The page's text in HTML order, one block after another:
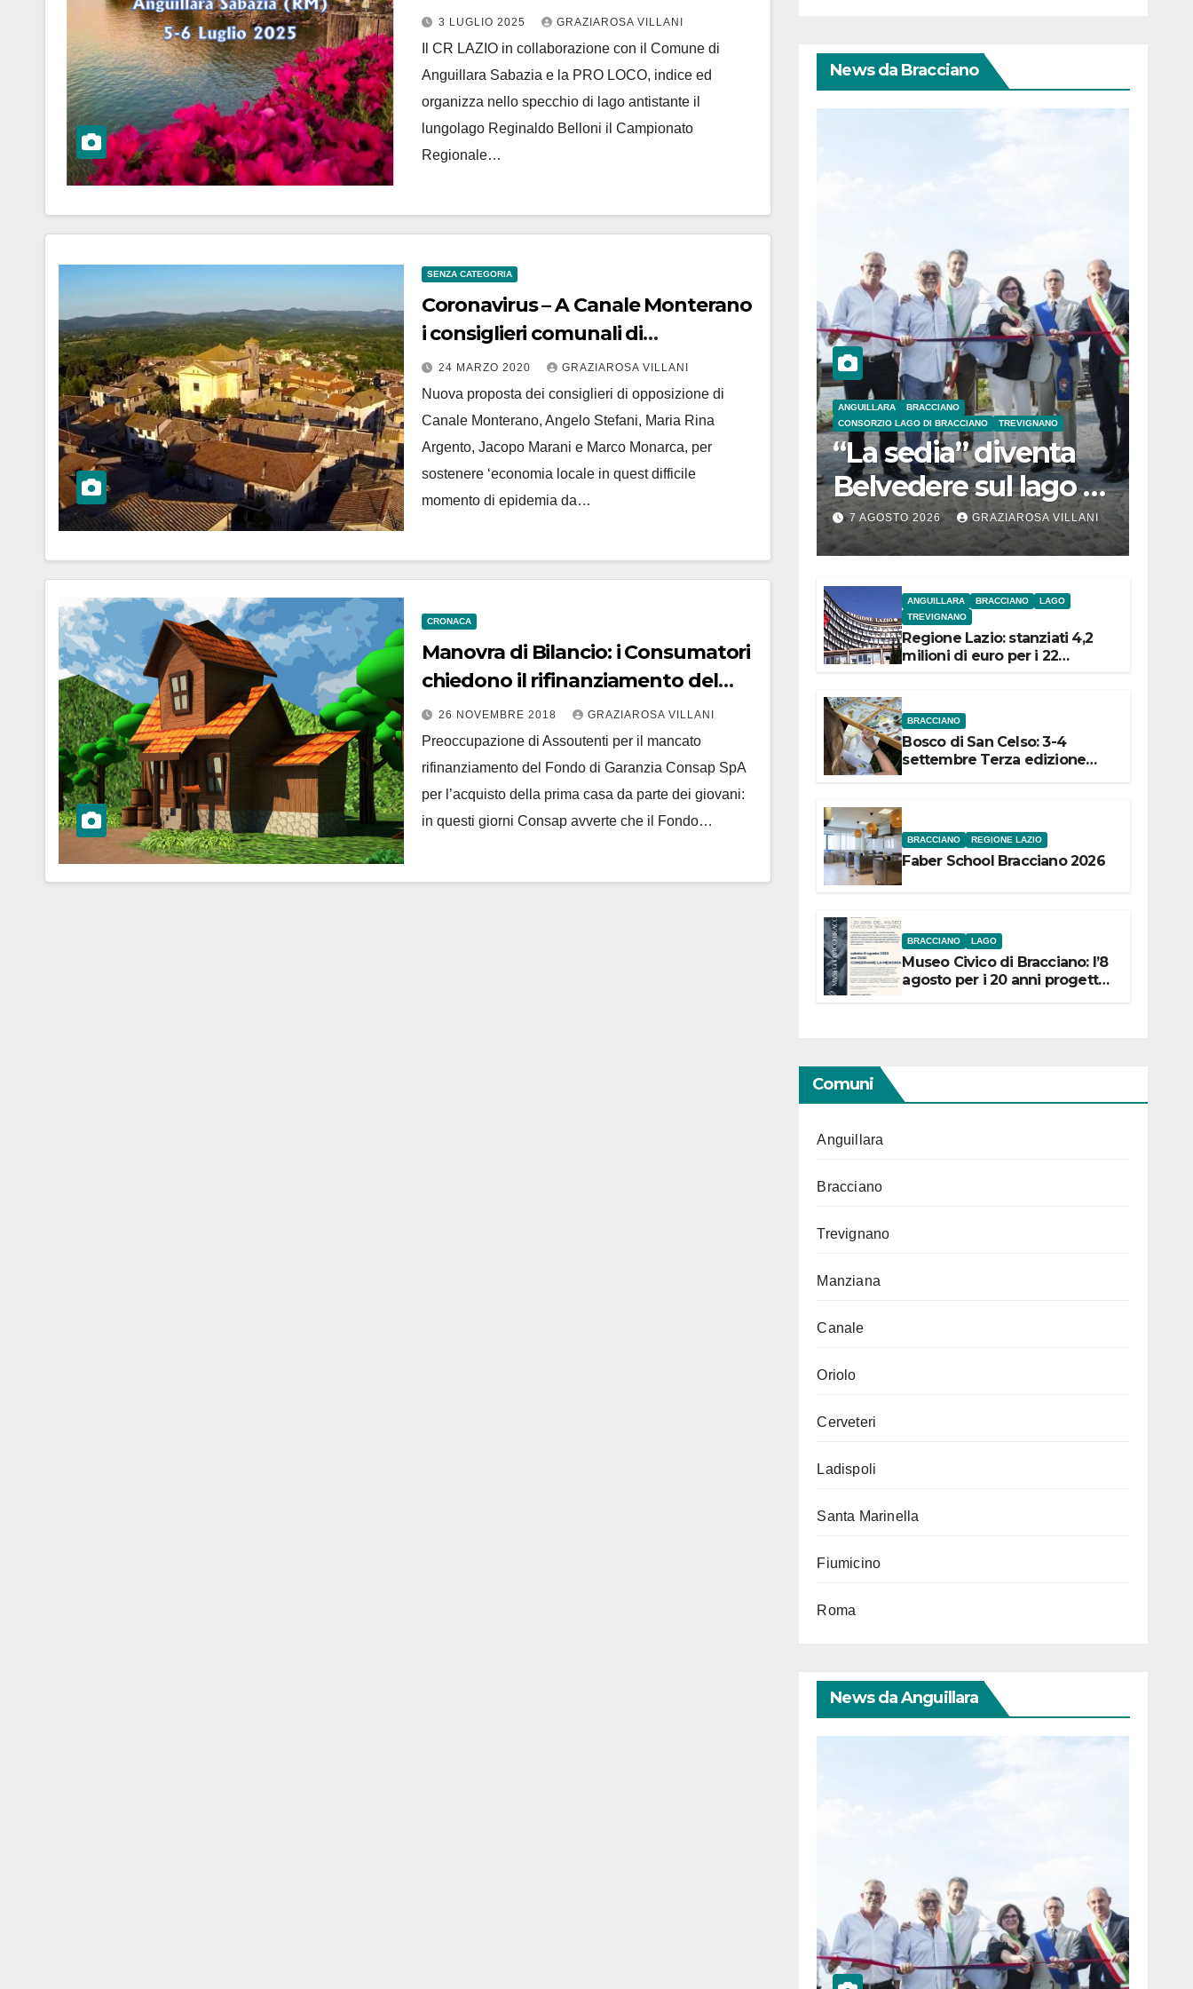
3 LUGLIO 2025 GRAZIAROSA VILLANI
Il CR LAZIO in collaborazione con il Comune di
Anguillara Sabazia e la PRO LOCO, indice ed
organizza nello specchio di lago antistante il
lungolago Reginaldo Belloni il Campionato
Regionale…
SENZA CATEGORIA
Coronavirus – A Canale Monterano
i consiglieri comunali di
opposizione chiedono l’istituzione
di un Fondo di Solidarietà di 50mila
euro
24 MARZO 2020 GRAZIAROSA VILLANI
Nuova proposta dei consiglieri di opposizione di
Canale Monterano, Angelo Stefani, Maria Rina
Argento, Jacopo Marani e Marco Monarca, per
sostenere ‘economia locale in quest difficile
momento di epidemia da…
CRONACA
Manovra di Bilancio: i Consumatori
chiedono il rifinanziamento del
Fondo Prima Casa
26 NOVEMBRE 2018 GRAZIAROSA VILLANI
Preoccupazione di Assoutenti per il mancato
rifinanziamento del Fondo di Garanzia Consap SpA
per l’acquisto della prima casa da parte dei giovani:
in questi giorni Consap avverte che il Fondo…
News da Bracciano
ANGUILLARA
BRACCIANO
CONSORZIO LAGO DI BRACCIANO
TREVIGNANO
“La sedia” diventa
Belvedere sul lago di
Bracciano: ieri
l’inaugurazione
7 AGOSTO 2026 GRAZIAROSA VILLANI
ANGUILLARA BRACCIANO
LAGO
TREVIGNANO
Regione Lazio: stanziati 4,2
milioni di euro per i 22
BRACCIANO
Bosco di San Celso: 3-4
settembre Terza edizione
BRACCIANO REGIONE LAZIO
Faber School Bracciano 2026
BRACCIANO LAGO
Museo Civico di Bracciano: l’8
agosto per i 20 anni progetto
Comuni
Anguillara
Bracciano
Trevignano
Manziana
Canale
Oriolo
Cerveteri
Ladispoli
Santa Marinella
Fiumicino
Roma
News da Anguillara